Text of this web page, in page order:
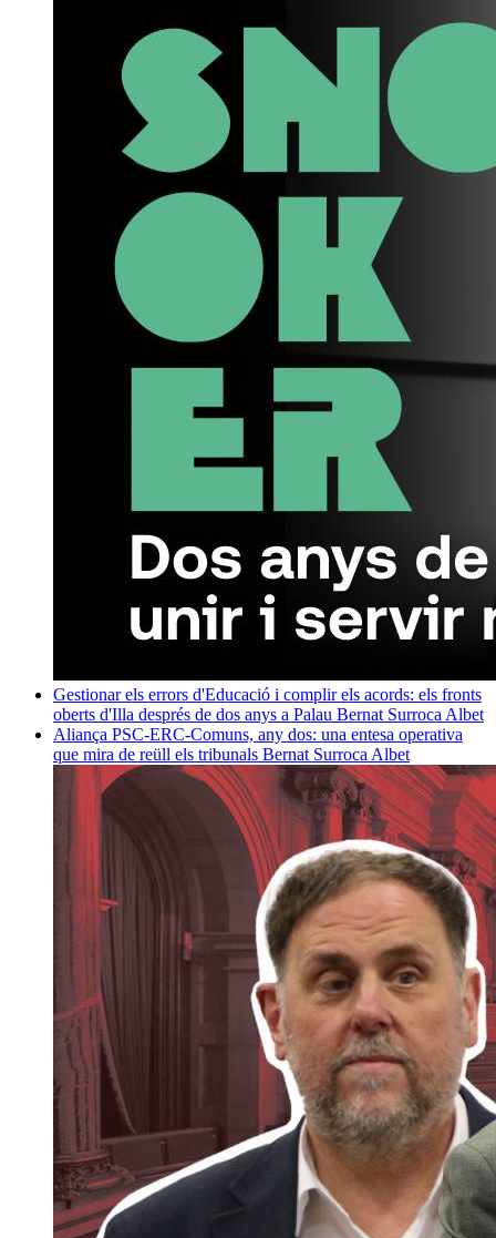
Gestionar els errors d'Educació i complir els acords: els fronts
oberts d'Illa després de dos anys a Palau Bernat Surroca Albet
Aliança PSC-ERC-Comuns, any dos: una entesa operativa
que mira de reüll els tribunals Bernat Surroca Albet